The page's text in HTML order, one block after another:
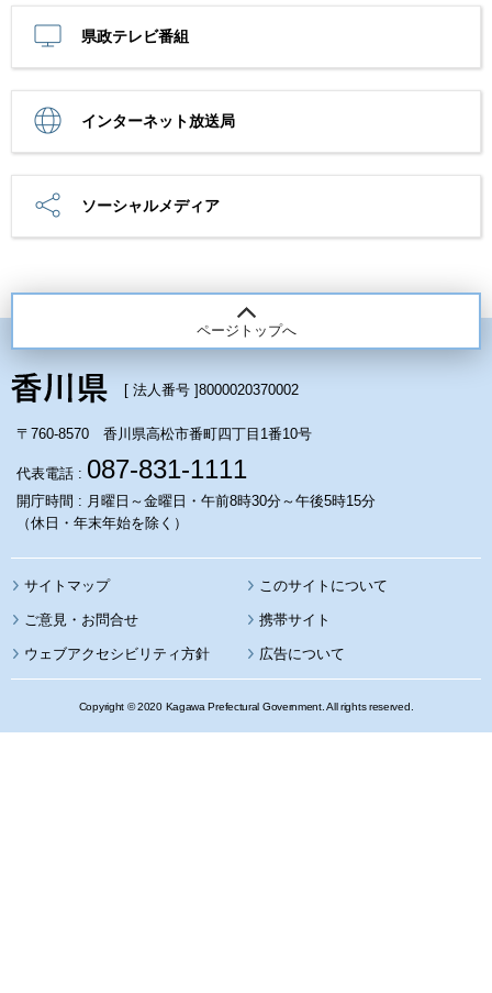
県政テレビ番組
インターネット放送局
ソーシャルメディア
ページトップへ
[ 法人番号 ]8000020370002
〒760-8570 香川県高松市番町四丁目1番10号
代表電話 : 087-831-1111
開庁時間 : 月曜日～金曜日・午前8時30分～午後5時15分
（休日・年末年始を除く）
サイトマップ このサイトについて
携帯サイト
ウェブアクセシビリティ方針 広告について
Copyright © 2020 Kagawa Prefectural Government. All rights reserved.